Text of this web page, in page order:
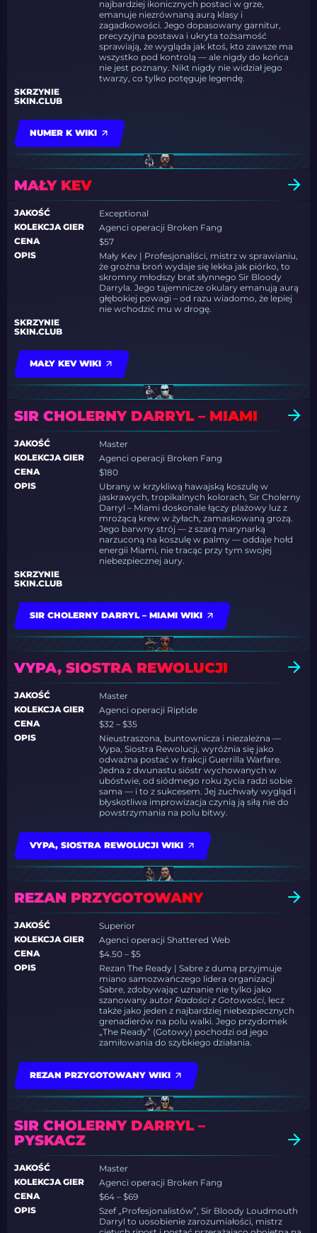
najbardziej ikonicznych postaci w grze,
emanuje niezrównaną aurą klasy i
zagadkowości. Jego dopasowany garnitur,
precyzyjna postawa i ukryta tożsamość
sprawiają, że wygląda jak ktoś, kto zawsze ma
wszystko pod kontrolą — ale nigdy do końca
nie jest poznany. Nikt nigdy nie widział jego
twarzy, co tylko potęguje legendę.
SKRZYNIE
SKIN.CLUB
NUMER K WIKI
MAŁY KEV
JAKOŚĆ
Exceptional
KOLEKCJA GIER
Agenci operacji Broken Fang
CENA
$57
OPIS
Mały Kev | Profesjonaliści, mistrz w sprawianiu,
że groźna broń wydaje się lekka jak piórko, to
skromny młodszy brat słynnego Sir Bloody
Darryla. Jego tajemnicze okulary emanują aurą
głębokiej powagi – od razu wiadomo, że lepiej
nie wchodzić mu w drogę.
SKRZYNIE
SKIN.CLUB
MAŁY KEV WIKI
SIR CHOLERNY DARRYL – MIAMI
JAKOŚĆ
Master
KOLEKCJA GIER
Agenci operacji Broken Fang
CENA
$180
OPIS
Ubrany w krzykliwą hawajską koszulę w
jaskrawych, tropikalnych kolorach, Sir Cholerny
Darryl – Miami doskonale łączy plażowy luz z
mrożącą krew w żyłach, zamaskowaną grozą.
Jego barwny strój — z szarą marynarką
narzuconą na koszulę w palmy — oddaje hołd
energii Miami, nie tracąc przy tym swojej
niebezpiecznej aury.
SKRZYNIE
SKIN.CLUB
SIR CHOLERNY DARRYL – MIAMI WIKI
VYPA, SIOSTRA REWOLUCJI
JAKOŚĆ
Master
KOLEKCJA GIER
Agenci operacji Riptide
CENA
$32 – $35
OPIS
Nieustraszona, buntownicza i niezależna —
Vypa, Siostra Rewolucji, wyróżnia się jako
odważna postać w frakcji Guerrilla Warfare.
Jedna z dwunastu sióstr wychowanych w
ubóstwie, od siódmego roku życia radzi sobie
sama — i to z sukcesem. Jej zuchwały wygląd i
błyskotliwa improwizacja czynią ją siłą nie do
powstrzymania na polu bitwy.
VYPA, SIOSTRA REWOLUCJI WIKI
REZAN PRZYGOTOWANY
JAKOŚĆ
Superior
KOLEKCJA GIER
Agenci operacji Shattered Web
CENA
$4.50 – $5
OPIS
Rezan The Ready | Sabre z dumą przyjmuje
miano samozwańczego lidera organizacji
Sabre, zdobywając uznanie nie tylko jako
szanowany autorRadości z Gotowości, lecz
także jako jeden z najbardziej niebezpiecznych
grenadierów na polu walki. Jego przydomek
„The Ready” (Gotowy) pochodzi od jego
zamiłowania do szybkiego działania.
REZAN PRZYGOTOWANY WIKI
SIR CHOLERNY DARRYL –
PYSKACZ
JAKOŚĆ
Master
KOLEKCJA GIER
Agenci operacji Broken Fang
CENA
$64 – $69
OPIS
Szef „Profesjonalistów”, Sir Bloody Loudmouth
Darryl to uosobienie zarozumiałości, mistrz